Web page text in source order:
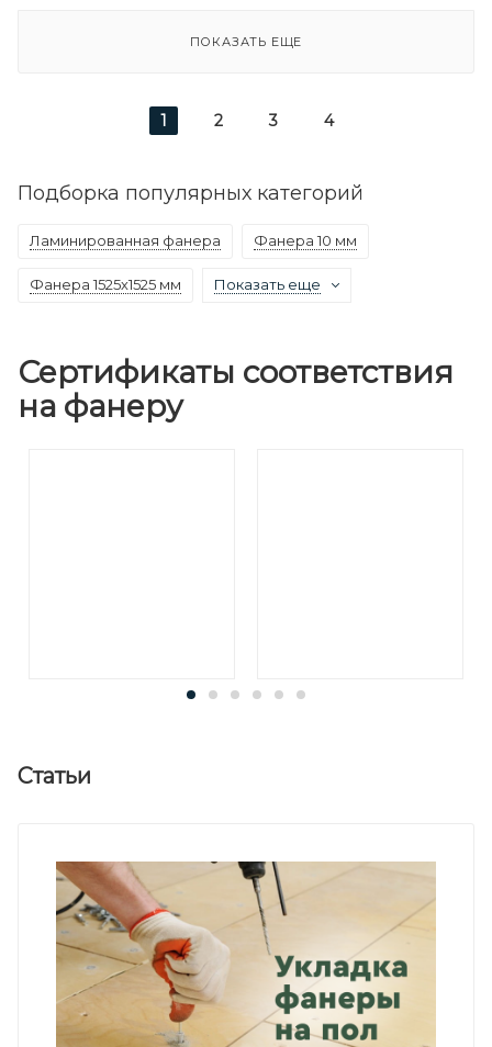
ПОКАЗАТЬ ЕЩЕ
1 2 3 4
Подборка популярных категорий
Ламинированная фанера Фанера 10 мм
Фанера 1525х1525 мм Показать еще
Сертификаты соответствия
на фанеру
Статьи